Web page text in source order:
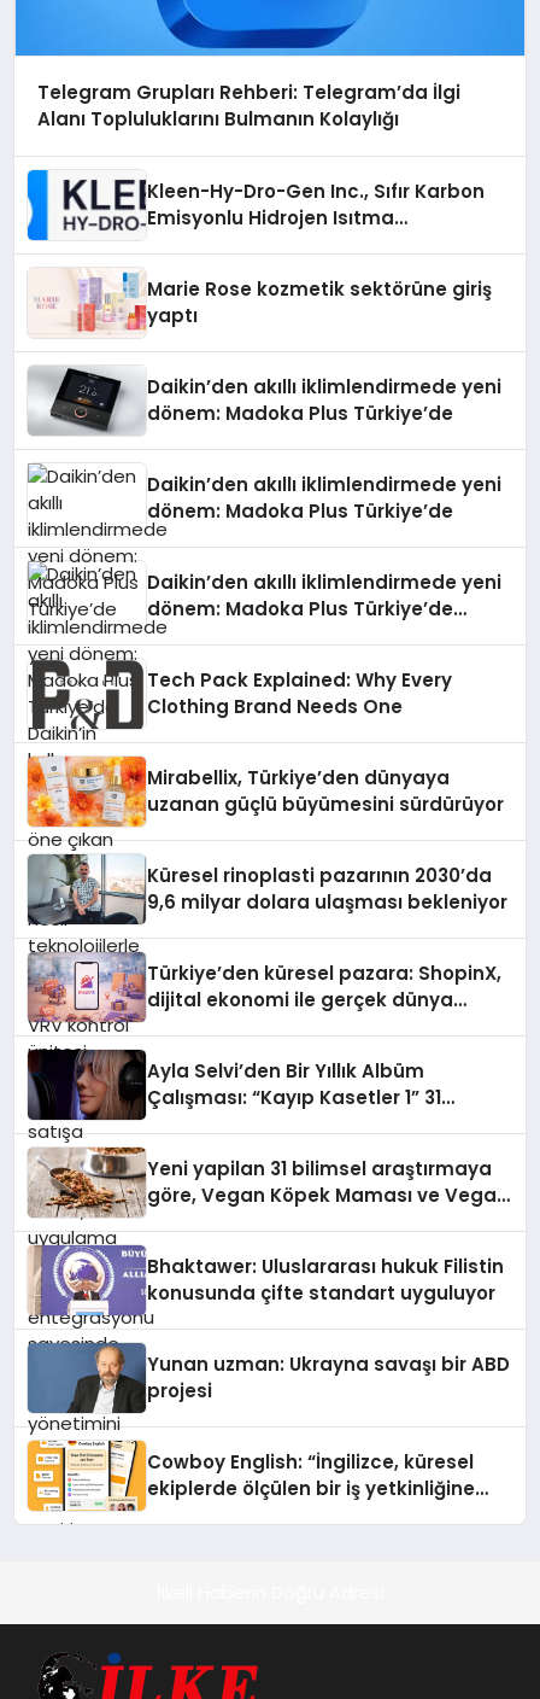
Telegram Grupları Rehberi: Telegram’da İlgi
Alanı Topluluklarını Bulmanın Kolaylığı
Kleen-Hy-Dro-Gen Inc., Sıfır Karbon
Emisyonlu Hidrojen Isıtma
Marie Rose kozmetik sektörüne giriş
yaptı
Daikin’den akıllı iklimlendirmede yeni
dönem: Madoka Plus Türkiye’de
Daikin’den akıllı iklimlendirmede yeni
dönem: Madoka Plus Türkiye’de
Daikin’den akıllı iklimlendirmede yeni
dönem: Madoka Plus Türkiye’de
Daikin’in kullanıcı dostu tasarımıyla
teknolojilerle donatılmış son modeli
VRV kontrol ünitesi Madoka Plus
Türkiye’de satışa sunuldu. Tam
dokunmatik ekranı, mobil uygulama
desteği ve akıllı sensör entegrasyonu
sayesinde iklimlendirme sistemlerinin
yönetimini daha kolay, konforlu ve
verimli hale getiriyor. Enerji
verimliliğini artırırken modern yaşam
Tech Pack Explained: Why Every
Clothing Brand Needs One
Mirabellix, Türkiye’den dünyaya
uzanan güçlü büyümesini sürdürüyor
Küresel rinoplasti pazarının 2030’da
9,6 milyar dolara ulaşması bekleniyor
Türkiye’den küresel pazara: ShopinX,
dijital ekonomi ile gerçek dünya
Ayla Selvi’den Bir Yıllık Albüm
Çalışması: “Kayıp Kasetler 1” 31
Yeni yapilan 31 bilimsel araştırmaya
göre, Vegan Köpek Maması ve Vegan
Bhaktawer: Uluslararası hukuk Filistin
konusunda çifte standart uyguluyor
Yunan uzman: Ukrayna savaşı bir ABD
projesi
Cowboy English: “İngilizce, küresel
ekiplerde ölçülen bir iş yetkinliğine